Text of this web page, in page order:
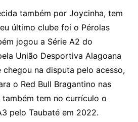
o
m
também por Joycinha, tem
último clube foi o Pérolas
jogou a Série A2 do
União Desportiva Alagoana
chegou na disputa pelo acesso,
o Red Bull Bragantino nas
tem no currículo o
pelo Taubaté em 2022.